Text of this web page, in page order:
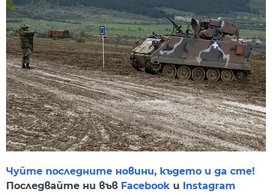
Чуйте последните новини, където и да сте!
Последвайте ни във Facebook и Instagram